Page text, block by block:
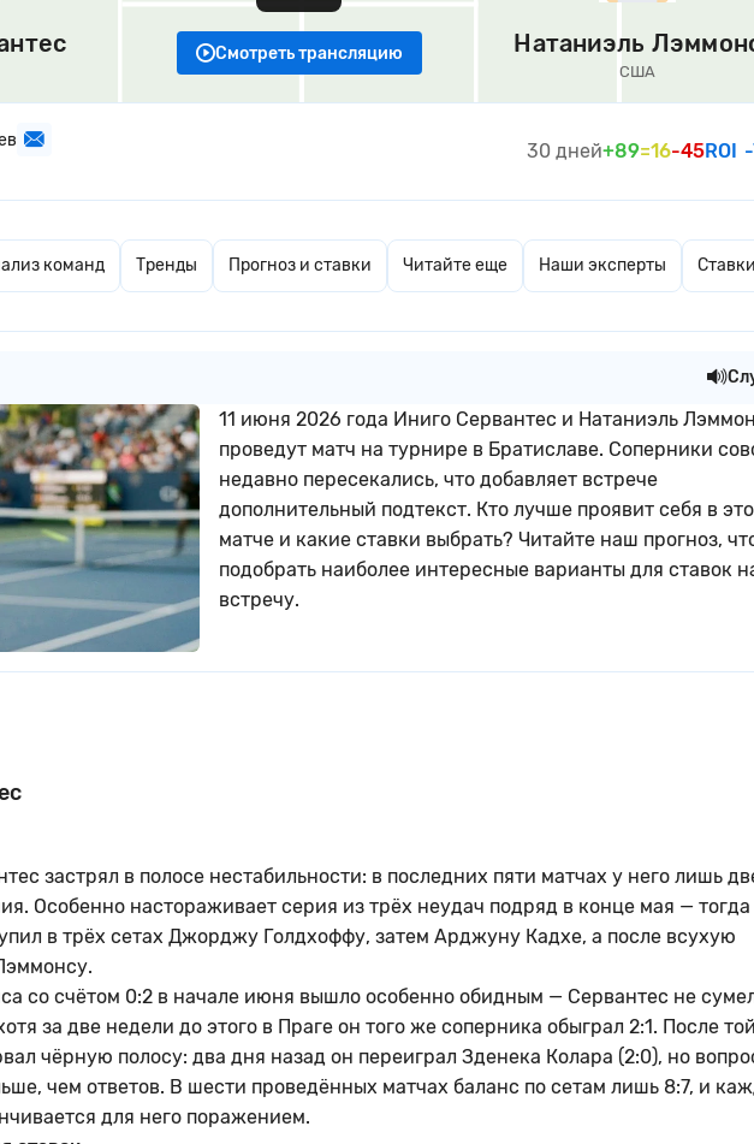
Натаниэль
США
Смотреть трансляцию
30 дней+89=16-45ROI
команд Тренды Прогноз и ставки Читайте еще Наши эксперты
11 июня 2026 года Иниго Сервантес и Натаниэль
проведут матч на турнире в Братиславе. Соперники
недавно пересекались, что добавляет встрече
дополнительный подтекст. Кто лучше проявит себя в
матче и какие ставки выбрать? Читайте наш прогноз,
подобрать наиболее интересные варианты для ставок
встречу.
застрял в полосе нестабильности: в последних пяти матчах у него лишь
Особенно настораживает серия из трёх неудач подряд в конце мая —
в трёх сетах Джорджу Голдхоффу, затем Арджуну Кадхе, а после всухую
со счётом 0:2 в начале июня вышло особенно обидным — Сервантес не
за две недели до этого в Праге он того же соперника обыграл 2:1. После той
чёрную полосу: два дня назад он переиграл Зденека Колара (2:0), но
чем ответов. В шести проведённых матчах баланс по сетам лишь 8:7, и
для него поражением.